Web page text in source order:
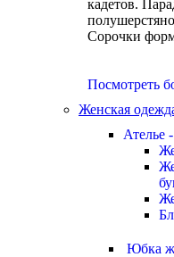
кадетов.
Сорочки
Посмотреть
Женская
Ателье
Юбка